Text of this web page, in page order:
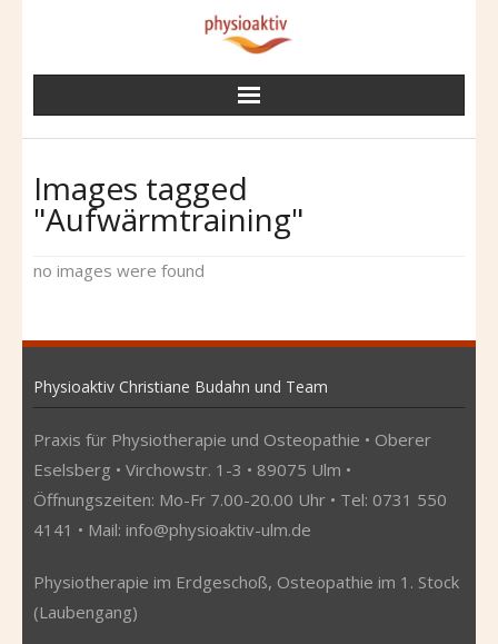
Images tagged
"Aufwärmtraining"
no images were found
Physioaktiv Christiane Budahn und Team
Praxis für Physiotherapie und Osteopathie • Oberer
Eselsberg • Virchowstr. 1-3 • 89075 Ulm •
Öffnungszeiten: Mo-Fr 7.00-20.00 Uhr • Tel: 0731 550
4141 • Mail: info@physioaktiv-ulm.de
Physiotherapie im Erdgeschoß, Osteopathie im 1. Stock
(Laubengang)